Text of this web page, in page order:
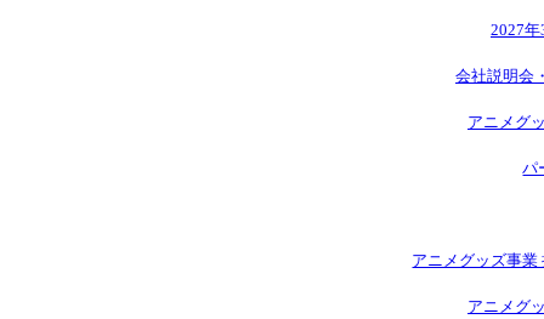
2027
会社説明会
アニメグ
パ
アニメグッズ事
アニメグ